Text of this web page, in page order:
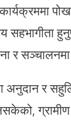
सहभागीता
र
अनुदान र